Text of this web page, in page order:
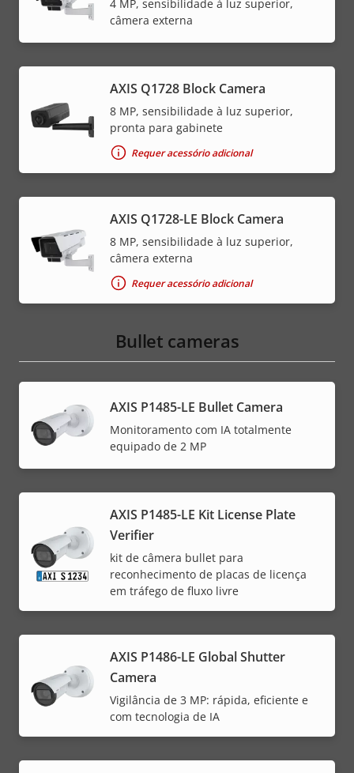
4 MP, sensibilidade à luz superior,
câmera externa
AXIS Q1728 Block Camera
8 MP, sensibilidade à luz superior,
pronta para gabinete
Requer acessório adicional
AXIS Q1728-LE Block Camera
8 MP, sensibilidade à luz superior,
câmera externa
Requer acessório adicional
Bullet cameras
AXIS P1485-LE Bullet Camera
Monitoramento com IA totalmente
equipado de 2 MP
AXIS P1485-LE Kit License Plate
Verifier
kit de câmera bullet para
reconhecimento de placas de licença
em tráfego de fluxo livre
AXIS P1486-LE Global Shutter
Camera
Vigilância de 3 MP: rápida, eficiente e
com tecnologia de IA